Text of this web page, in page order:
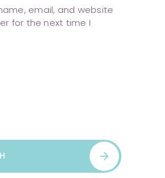
email, and website
for the next time I
arrow_forward